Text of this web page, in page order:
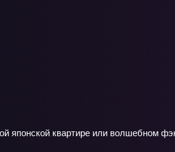
японской квартире или волшебном